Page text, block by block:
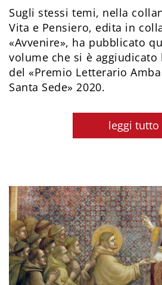
Sugli stessi temi, nella
Vita e Pensiero, edita in
«Avvenire», ha pubblicato
volume che si è
del «Premio Letterario
Santa Sede» 2020.
leggi tutto